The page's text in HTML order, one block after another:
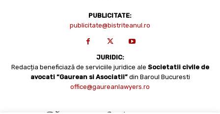
PUBLICITATE:
publicitate@bistriteanul.ro
JURIDIC:
Redacția beneficiază de serviciile juridice ale Societatii civile de
avocati “Gaurean si Asociatii” din Baroul Bucuresti
office@gaureanlawyers.ro